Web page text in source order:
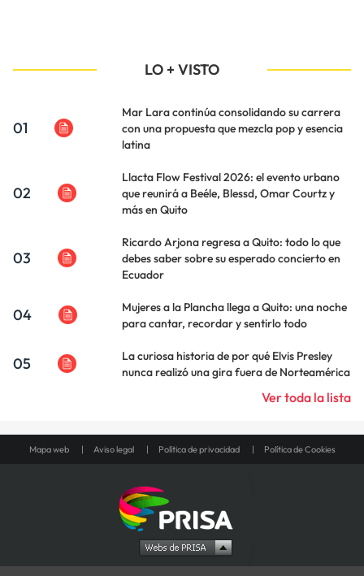
LO + VISTO
01
Mar Lara continúa consolidando su carrera
con una propuesta que mezcla pop y esencia
latina
02
Llacta Flow Festival 2026: el evento urbano
que reunirá a Beéle, Blessd, Omar Courtz y
más en Quito
03
Ricardo Arjona regresa a Quito: todo lo que
debes saber sobre su esperado concierto en
Ecuador
04
Mujeres a la Plancha llega a Quito: una noche
para cantar, recordar y sentirlo todo
05
La curiosa historia de por qué Elvis Presley
nunca realizó una gira fuera de Norteamérica
Ver toda la lista
Mapa web Aviso legal Política de privacidad Política de Cookies